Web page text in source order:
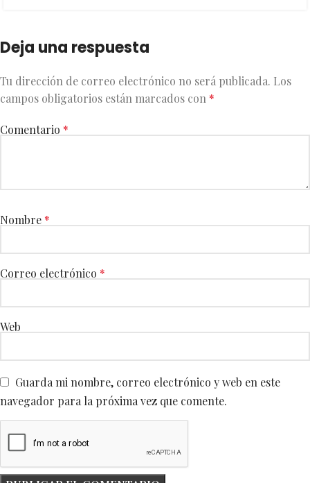
Deja una respuesta
Tu dirección de correo electrónico no será publicada. Los
campos obligatorios están marcados con *
Comentario *
Nombre *
Correo electrónico *
Web
Guarda mi nombre, correo electrónico y web en este
navegador para la próxima vez que comente.